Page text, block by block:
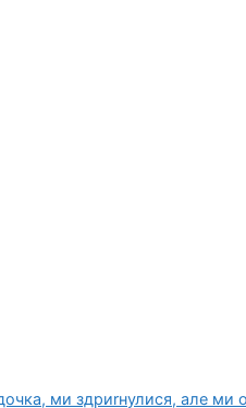
ми здриrнулися, але